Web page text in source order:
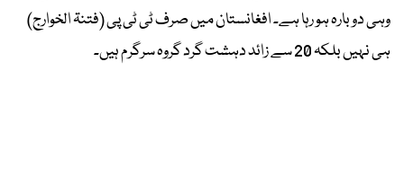
وہی دوبارہ ہو رہا ہے۔ افغانستان میں صرف ٹی ٹی پی (فتنۃ الخوارج)
ہی نہیں بلکہ 20 سے زائد دہشت گرد گروہ سرگرم ہیں۔